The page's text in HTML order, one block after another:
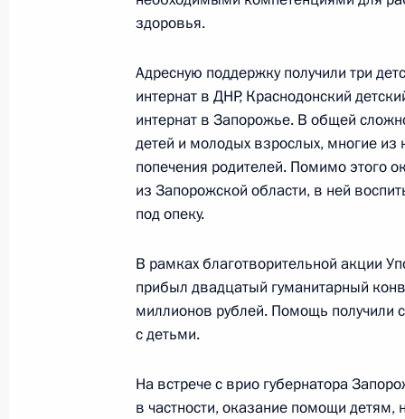
4 августа 2023 года, 19:35
Заседание Комиссии по делам
7 июня 2023 года, 12:00
Встреча с руководителем фонда
1 июня 2023 года, 14:25
Мария Львова-Белова посетила
19 апреля 2023 года, 20:00
здоровья.
Адресную поддержку получили три
интернат в ДНР, Краснодонский
интернат в Запорожье. В общей
детей и молодых взрослых, многие из
попечения родителей. Помимо этого
из Запорожской области, в ней
под опеку.
В рамках благотворительной акции
прибыл двадцатый гуманитарный
миллионов рублей. Помощь получили
с детьми.
На встрече с врио губернатора
в частности, оказание помощи